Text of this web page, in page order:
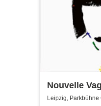
Nouvelle
Leipzig, Parkbühne